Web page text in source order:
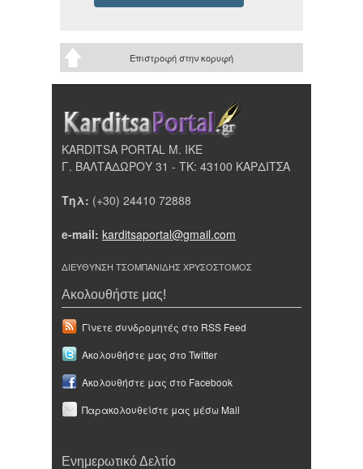
Επιστροφή στην κορυφή
KARDITSA PORTAL Μ. ΙΚΕ
Γ. ΒΑΛΤΑΔΩΡΟΥ 31 - ΤΚ: 43100 ΚΑΡΔΙΤΣΑ
Τηλ: (+30) 24410 72888
e-mail: karditsaportal@gmail.com
ΔΙΕΥΘΥΝΣΗ ΤΣΟΜΠΑΝΙΔΗΣ ΧΡΥΣΟΣΤΟΜΟΣ
Ακολουθήστε μας!
Γίνετε συνδρομητές στο RSS Feed
Ακολουθήστε μας στο Twitter
Ακολουθήστε μας στο Facebook
Παρακολουθείστε μας μέσω Mail
Ενημερωτικό Δελτίο